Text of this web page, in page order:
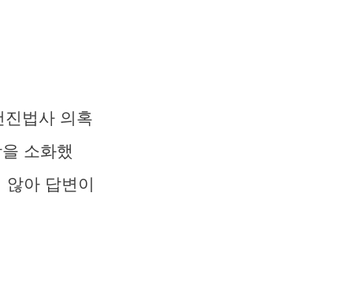
법사 의혹
소화했
않아 답변이